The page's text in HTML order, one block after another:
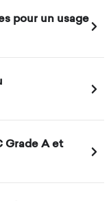
pour un usage
Grade A et